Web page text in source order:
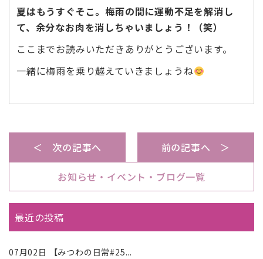
夏はもうすぐそこ。梅雨の間に運動不足を解消し
て、余分なお肉を消しちゃいましょう！（笑）
ここまでお読みいただきありがとうございます。
一緒に梅雨を乗り越えていきましょうね
＜ 次の記事へ
お知らせ・イベント・ブログ一覧
前の記事へ ＞
最近の投稿
07月02日
【みつわの日常#25...